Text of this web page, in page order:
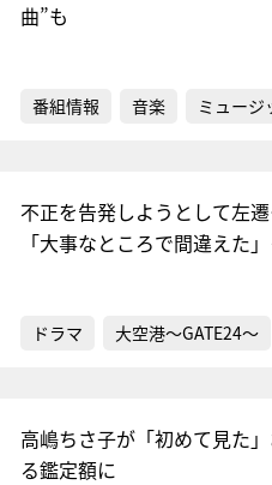
曲”も
番組情報 音楽 ミュージ
不正を告発しようとして左
「大事なところで間違えた
ドラマ 大空港～GATE24～
高嶋ちさ子が「初めて見た
る鑑定額に